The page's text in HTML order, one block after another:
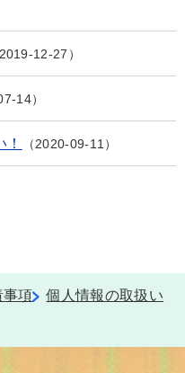
2019-12-27
14
2020-09-11
事項
個人情報の取扱い